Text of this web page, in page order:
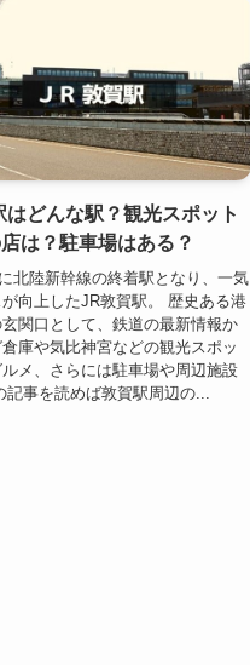
はどんな駅？観光スポット
は？駐車場はある？
北陸新幹線の終着駅となり、一気
向上したJR敦賀駅。 歴史ある港
関口として、鉄道の最新情報か
庫や気比神宮などの観光スポッ
ルメ、さらには駐車場や周辺施設
記事を読めば敦賀駅周辺の...